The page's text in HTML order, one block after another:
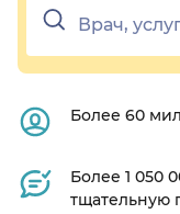
Более 60
Более 1 050
тщательную